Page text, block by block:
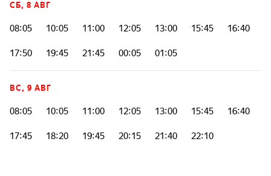
СБ, 8 АВГ
08:05 10:05 11:00 12:05 13:00 15:45 16:40
17:50 19:45 21:45 00:05 01:05
ВС, 9 АВГ
08:05 10:05 11:00 12:05 13:00 15:45 16:40
17:45 18:20 19:45 20:15 21:40 22:10